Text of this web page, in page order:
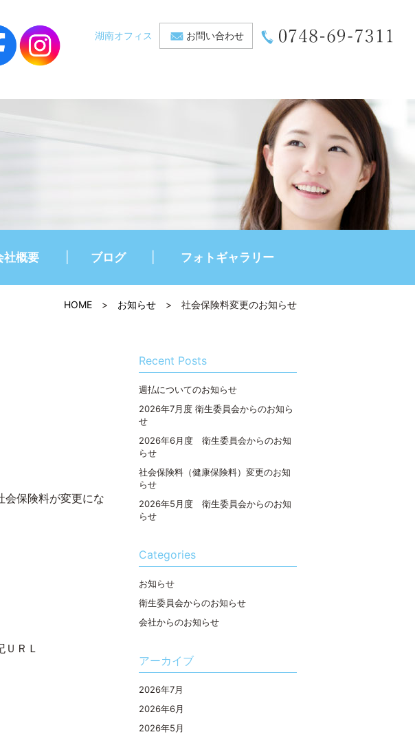
湖南オフィス お問い合わせ
社概要 ブログ フォトギャラリー
HOME > お知らせ > 社会保険料変更のお知らせ
会保険料が変更にな
ＵＲＬ
Recent Posts
週払についてのお知らせ
2026年7月度 衛生委員会からのお知ら
せ
2026年6月度 衛生委員会からのお知
らせ
社会保険料（健康保険料）変更のお知
らせ
2026年5月度 衛生委員会からのお知
らせ
Categories
お知らせ
衛生委員会からのお知らせ
会社からのお知らせ
アーカイブ
2026年7月
2026年6月
2026年5月